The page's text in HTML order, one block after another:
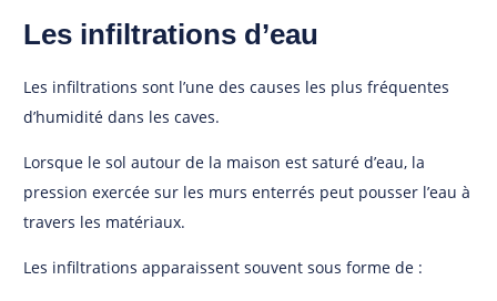
Les infiltrations d’eau
Les infiltrations sont l’une des causes les plus fréquentes
d’humidité dans les caves.
Lorsque le sol autour de la maison est saturé d’eau, la
pression exercée sur les murs enterrés peut pousser l’eau à
travers les matériaux.
Les infiltrations apparaissent souvent sous forme de :